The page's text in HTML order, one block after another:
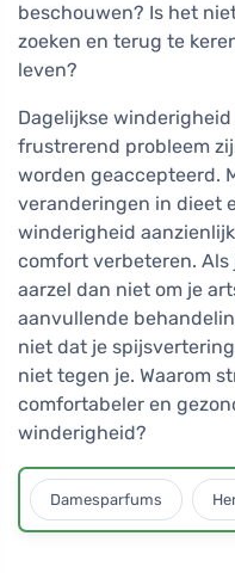
beschouwen? Is het
zoeken en terug te
leven?
Dagelijkse
frustrerend probleem
worden geaccepteerd.
veranderingen in dieet
winderigheid
comfort verbeteren.
aarzel dan niet om je
aanvullende
niet dat je
niet tegen je. Waarom
comfortabeler en
winderigheid?
Damesparfums